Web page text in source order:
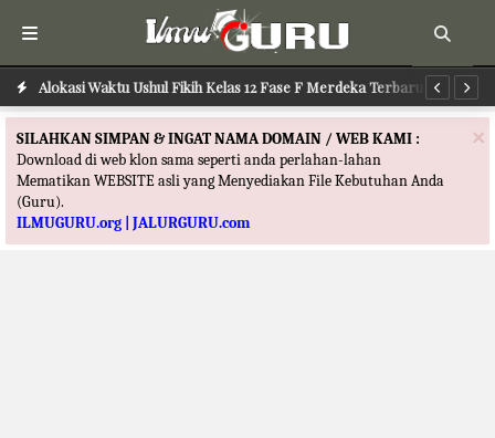
Alokasi Waktu Ushul Fikih Kelas 12 Fase F Merdeka Terbaru
Alokasi Waktu Ilmu Tafsir Kelas 12 Fase F Merdeka Terbaru
×
SILAHKAN SIMPAN & INGAT NAMA DOMAIN / WEB KAMI :
Download di web klon sama seperti anda perlahan-lahan
Mematikan WEBSITE asli yang Menyediakan File Kebutuhan Anda
(Guru).
ILMUGURU.org | JALURGURU.com